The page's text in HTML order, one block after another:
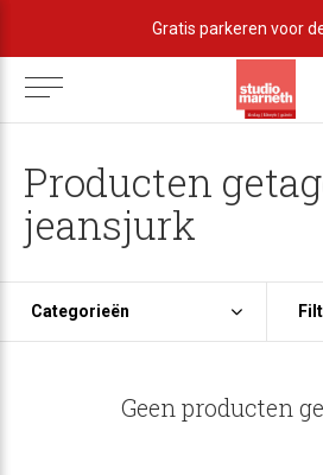
Gratis parkeren voor
Producten
jeansjurk
Categorieën
Geen producten